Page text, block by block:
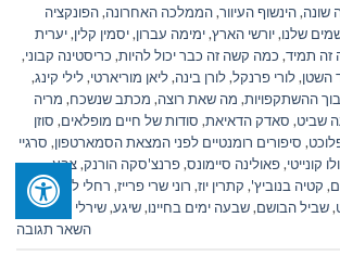
שונה,הינשוף העיוור,הממלכה האחרונה,הפונקציה
שלנו,יורשי הארץ,ימימה עברון,יסמין קלין,יערית
זה תמיד, כמה קשה זה כבר יכול להיות, כריסטינה קבוני,
השטן,לורי פרנקל,לורן בינה,ליאן מוריארטי,לילי קינג,
ההשתקפויות, מה שאת רוצה, מכתב שנשכח, מריה
שביט, סאדק הדאיאת, סודות של חיים מופלאים, סוזן
, סיפורים רומנטיים לפני המצאת הסמארטפון, סרגיי
קונייטי,פאולינה סיימונס,פרנצ'סקה הורנק,צבע
, קטיה בנוביץ', קתרין יוז, רוני שרי פרייז, רחלי לביא,ריבה
,שביל הבושם,שבעה ימים בחיינו,שיגע,שירלי פינצי לב
השאר תגובה